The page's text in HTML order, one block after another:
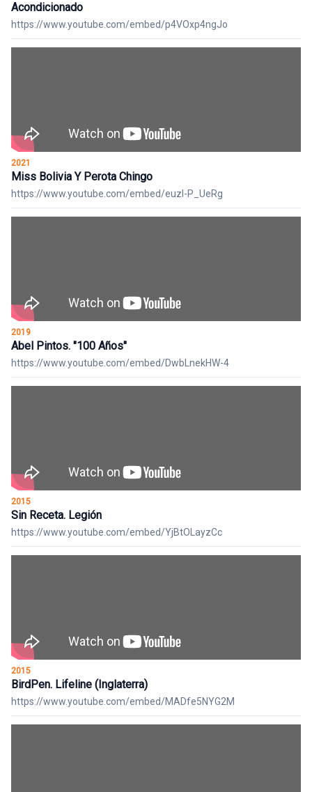
Acondicionado
https://www.youtube.com/embed/p4VOxp4ngJo
2021
Miss Bolivia Y Perota Chingo
https://www.youtube.com/embed/euzI-P_UeRg
2019
Abel Pintos. "100 Años"
https://www.youtube.com/embed/DwbLnekHW-4
2015
Sin Receta. Legión
https://www.youtube.com/embed/YjBtOLayzCc
2015
BirdPen. Lifeline (Inglaterra)
https://www.youtube.com/embed/MADfe5NYG2M